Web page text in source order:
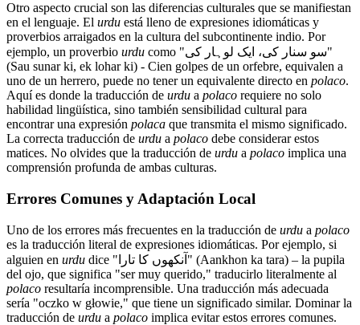
Otro aspecto crucial son las diferencias culturales que se manifiestan
en el lenguaje. El urdu está lleno de expresiones idiomáticas y
proverbios arraigados en la cultura del subcontinente indio. Por
ejemplo, un proverbio urdu como "سو سنار کی، ایک لوہار کی"
(Sau sunar ki, ek lohar ki) - Cien golpes de un orfebre, equivalen a
uno de un herrero, puede no tener un equivalente directo en polaco.
Aquí es donde la traducción de urdu a polaco requiere no solo
habilidad lingüística, sino también sensibilidad cultural para
encontrar una expresión polaca que transmita el mismo significado.
La correcta traducción de urdu a polaco debe considerar estos
matices. No olvides que la traducción de urdu a polaco implica una
comprensión profunda de ambas culturas.
Errores Comunes y Adaptación Local
Uno de los errores más frecuentes en la traducción de urdu a polaco
es la traducción literal de expresiones idiomáticas. Por ejemplo, si
alguien en urdu dice "آنکھوں کا تارا" (Aankhon ka tara) – la pupila
del ojo, que significa "ser muy querido," traducirlo literalmente al
polaco resultaría incomprensible. Una traducción más adecuada
sería "oczko w głowie," que tiene un significado similar. Dominar la
traducción de urdu a polaco implica evitar estos errores comunes.